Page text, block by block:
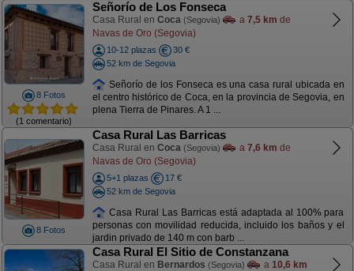
8 Fotos
(1 comentario)
Señorío de Los Fonseca
Casa Rural en Coca (Segovia) a 7,5 km de
Navas de Oro (Segovia)
10-12 plazas
30 €
52 km de Segovia
Señorío de los Fonseca es una casa rural ubicada en
el centro histórico de Coca, en la provincia de Segovia, en
plena Tierra de Pinares. A 1 ...
8 Fotos
Casa Rural Las Barricas
Casa Rural en Coca (Segovia) a 7,6 km de
Navas de Oro (Segovia)
5+1 plazas
17 €
52 km de Segovia
Casa Rural Las Barricas está adaptada al 100% para
personas con movilidad reducida, incluido los baños y el
jardin privado de 140 m con barb ...
Casa Rural El Sitio de Constanzana
Casa Rural en Bernardos (Segovia) a 10,6 km